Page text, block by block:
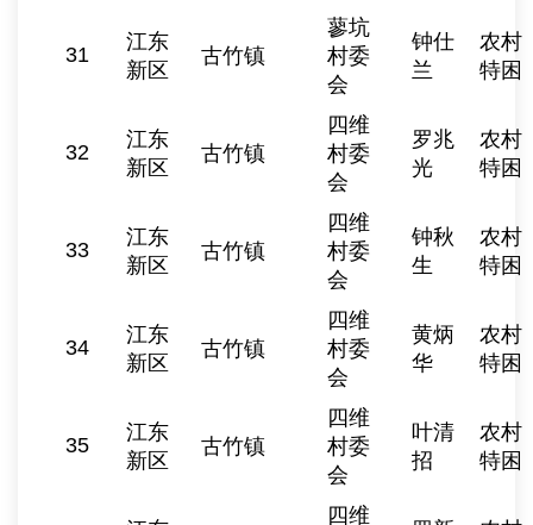
31
江东
新区
古竹镇
蓼坑
村委
会
钟仕
兰
农村
特困
32
江东
新区
古竹镇
四维
村委
会
罗兆
光
农村
特困
33
江东
新区
古竹镇
四维
村委
会
钟秋
生
农村
特困
34
江东
新区
古竹镇
四维
村委
会
黄炳
华
农村
特困
35
江东
新区
古竹镇
四维
村委
会
叶清
招
农村
特困
四维